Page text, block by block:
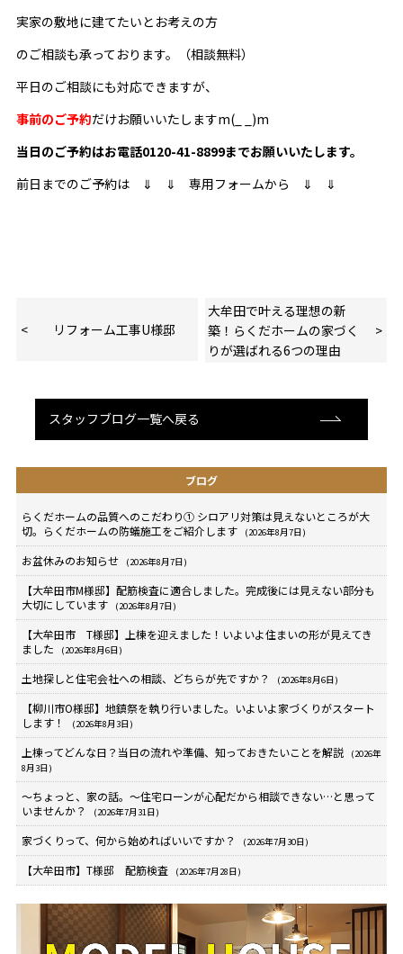
実家の敷地に建てたいとお考えの方
のご相談も承っております。（相談無料）
平日のご相談にも対応できますが、
事前のご予約だけお願いいたしますm(_ _)m
当日のご予約はお電話0120-41-8899までお願いいたします。
前日までのご予約は ⇓ ⇓ 専用フォームから ⇓ ⇓
リフォーム工事U様邸
大牟田で叶える理想の新
築！らくだホームの家づく
りが選ばれる6つの理由
スタッフブログ一覧へ戻る
ブログ
らくだホームの品質へのこだわり① シロアリ対策は見えないところが大
切。らくだホームの防蟻施工をご紹介します
(2026年8月7日)
お盆休みのお知らせ (2026年8月7日)
【大牟田市M様邸】配筋検査に適合しました。完成後には見えない部分も
大切にしています
(2026年8月7日)
【大牟田市 T様邸】上棟を迎えました！いよいよ住まいの形が見えてき
ました
(2026年8月6日)
土地探しと住宅会社への相談、どちらが先ですか？ (2026年8月6日)
【柳川市O様邸】地鎮祭を執り行いました。いよいよ家づくりがスタート
します！
(2026年8月3日)
上棟ってどんな日？当日の流れや準備、知っておきたいことを解説
(2026年
8月3日)
～ちょっと、家の話。～住宅ローンが心配だから相談できない…と思って
いませんか？
(2026年7月31日)
家づくりって、何から始めればいいですか？ (2026年7月30日)
【大牟田市】T様邸 配筋検査 (2026年7月28日)